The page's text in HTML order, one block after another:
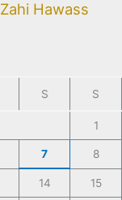
Zahi Hawass
S S
1
7 8
14 15